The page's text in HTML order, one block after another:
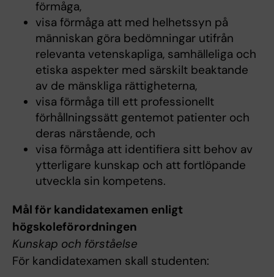
förmåga,
visa förmåga att med helhetssyn på
människan göra bedömningar utifrån
relevanta vetenskapliga, samhälleliga och
etiska aspekter med särskilt beaktande
av de mänskliga rättigheterna,
visa förmåga till ett professionellt
förhållningssätt gentemot patienter och
deras närstående, och
visa förmåga att identifiera sitt behov av
ytterligare kunskap och att fortlöpande
utveckla sin kompetens.
Mål för kandidatexamen enligt
högskoleförordningen
Kunskap och förståelse
För kandidatexamen skall studenten: